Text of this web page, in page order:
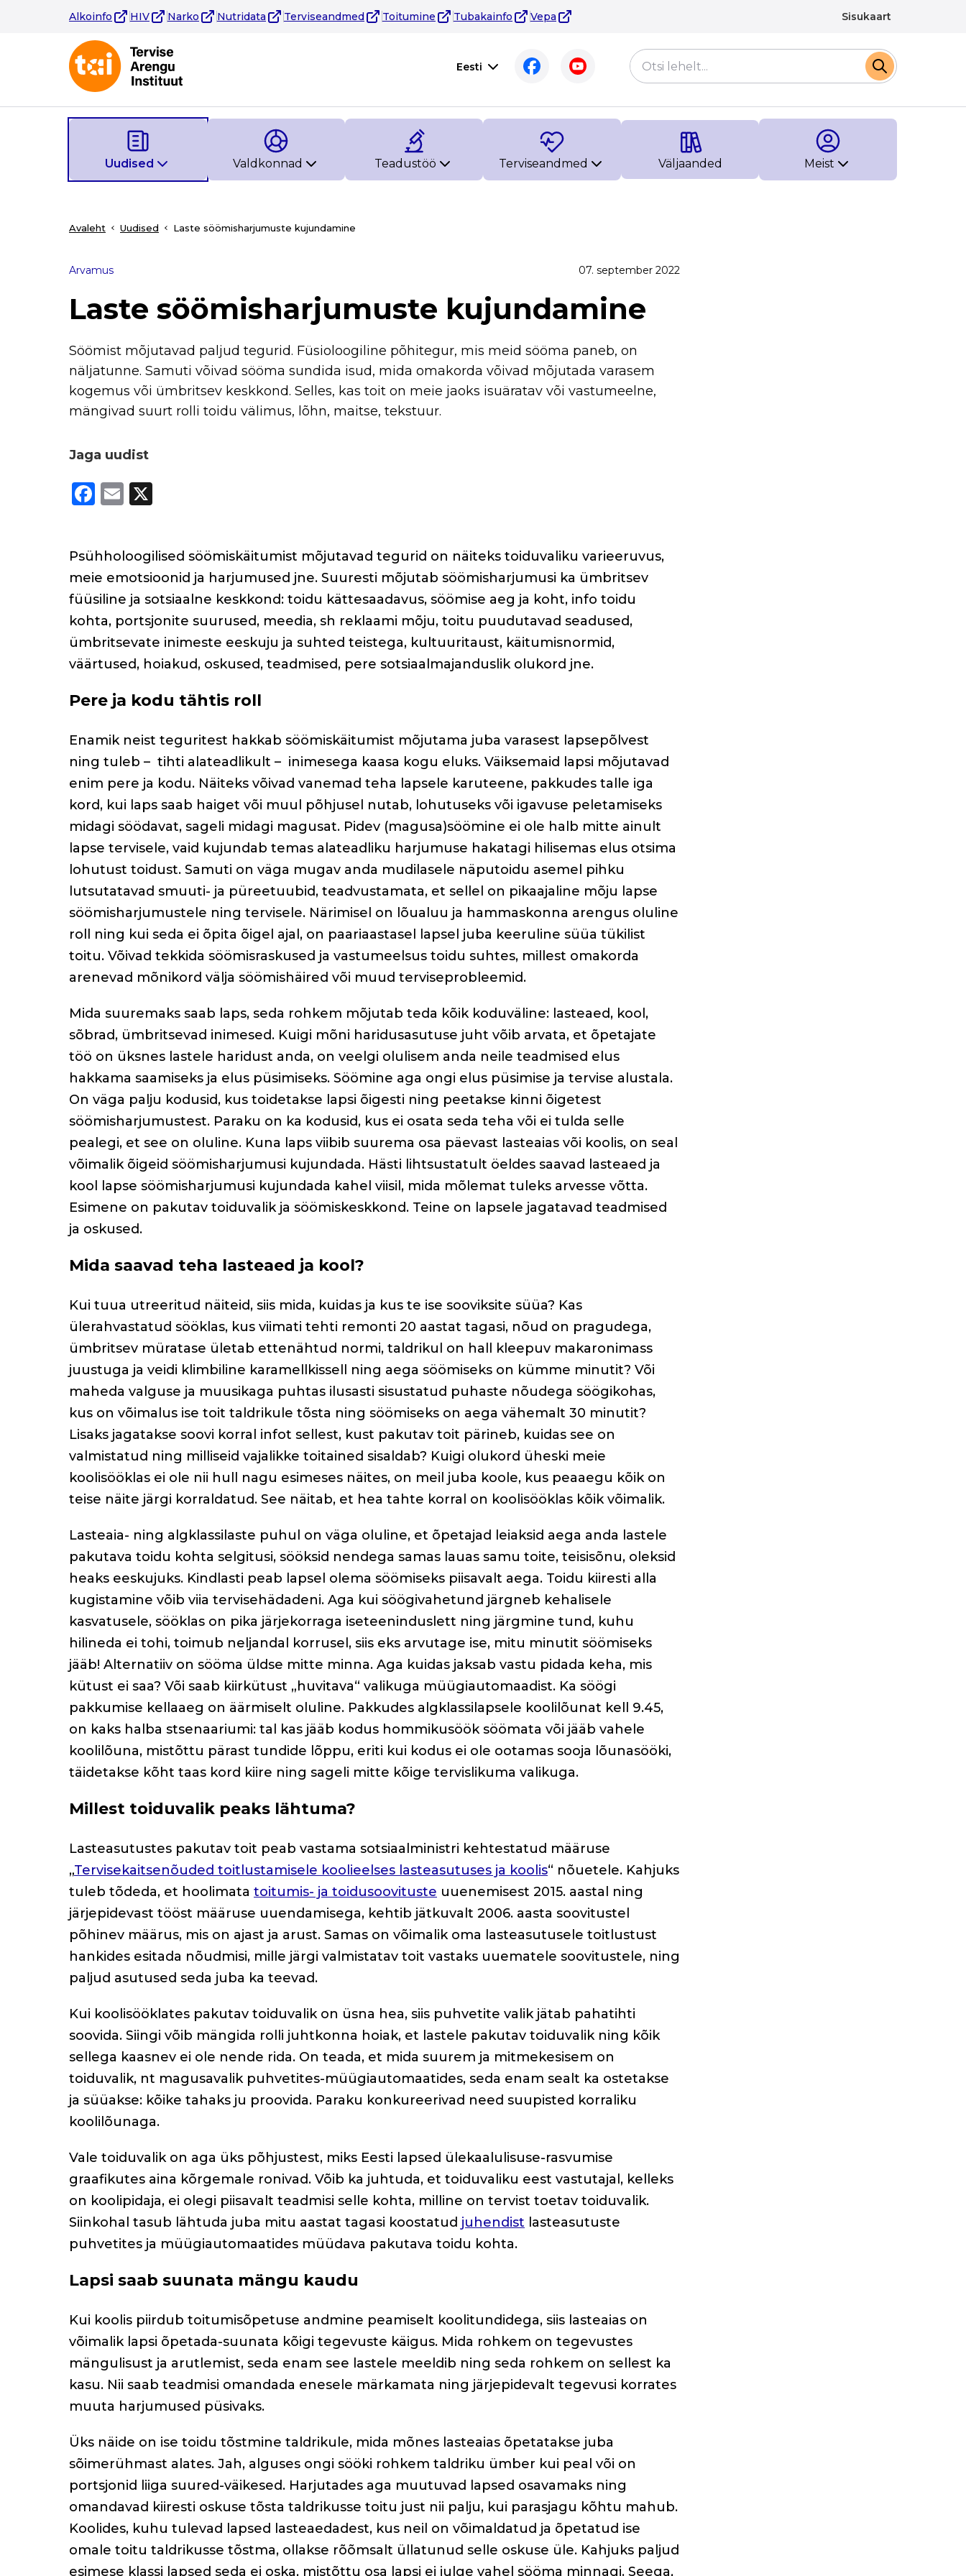
Alkoinfo HIV Narko Nutridata Terviseandmed Toitumine Tubakainfo Vepa Sisukaart
Eesti
Uudised Valdkonnad Teadustöö Terviseandmed Väljaanded Meist
Avaleht Uudised Laste söömisharjumuste kujundamine
Arvamus 07. september 2022
Laste söömisharjumuste kujundamine
Söömist mõjutavad paljud tegurid. Füsioloogiline põhitegur, mis meid sööma paneb, on
näljatunne. Samuti võivad sööma sundida isud, mida omakorda võivad mõjutada varasem
kogemus või ümbritsev keskkond. Selles, kas toit on meie jaoks isuäratav või vastumeelne,
mängivad suurt rolli toidu välimus, lõhn, maitse, tekstuur.
Jaga uudist
F
a
e
b
o
o
k
E
m
l
Psühholoogilised söömiskäitumist mõjutavad tegurid on näiteks toiduvaliku varieeruvus,
meie emotsioonid ja harjumused jne. Suuresti mõjutab söömisharjumusi ka ümbritsev
füüsiline ja sotsiaalne keskkond: toidu kättesaadavus, söömise aeg ja koht, info toidu
kohta, portsjonite suurused, meedia, sh reklaami mõju, toitu puudutavad seadused,
ümbritsevate inimeste eeskuju ja suhted teistega, kultuuritaust, käitumisnormid,
väärtused, hoiakud, oskused, teadmised, pere sotsiaalmajanduslik olukord jne.
Pere ja kodu tähtis roll
Enamik neist teguritest hakkab söömiskäitumist mõjutama juba varasest lapsepõlvest
ning tuleb – tihti alateadlikult – inimesega kaasa kogu eluks. Väiksemaid lapsi mõjutavad
enim pere ja kodu. Näiteks võivad vanemad teha lapsele karuteene, pakkudes talle iga
kord, kui laps saab haiget või muul põhjusel nutab, lohutuseks või igavuse peletamiseks
midagi söödavat, sageli midagi magusat. Pidev (magusa)söömine ei ole halb mitte ainult
lapse tervisele, vaid kujundab temas alateadliku harjumuse hakatagi hilisemas elus otsima
lohutust toidust. Samuti on väga mugav anda mudilasele näputoidu asemel pihku
lutsutatavad smuuti- ja püreetuubid, teadvustamata, et sellel on pikaajaline mõju lapse
söömisharjumustele ning tervisele. Närimisel on lõualuu ja hammaskonna arengus oluline
roll ning kui seda ei õpita õigel ajal, on paariaastasel lapsel juba keeruline süüa tükilist
toitu. Võivad tekkida söömisraskused ja vastumeelsus toidu suhtes, millest omakorda
arenevad mõnikord välja söömishäired või muud terviseprobleemid.
Mida suuremaks saab laps, seda rohkem mõjutab teda kõik koduväline: lasteaed, kool,
sõbrad, ümbritsevad inimesed. Kuigi mõni haridusasutuse juht võib arvata, et õpetajate
töö on üksnes lastele haridust anda, on veelgi olulisem anda neile teadmised elus
hakkama saamiseks ja elus püsimiseks. Söömine aga ongi elus püsimise ja tervise alustala.
On väga palju kodusid, kus toidetakse lapsi õigesti ning peetakse kinni õigetest
söömisharjumustest. Paraku on ka kodusid, kus ei osata seda teha või ei tulda selle
pealegi, et see on oluline. Kuna laps viibib suurema osa päevast lasteaias või koolis, on seal
võimalik õigeid söömisharjumusi kujundada. Hästi lihtsustatult öeldes saavad lasteaed ja
kool lapse söömisharjumusi kujundada kahel viisil, mida mõlemat tuleks arvesse võtta.
Esimene on pakutav toiduvalik ja söömiskeskkond. Teine on lapsele jagatavad teadmised
ja oskused.
Mida saavad teha lasteaed ja kool?
Kui tuua utreeritud näiteid, siis mida, kuidas ja kus te ise sooviksite süüa? Kas
ülerahvastatud sööklas, kus viimati tehti remonti 20 aastat tagasi, nõud on pragudega,
ümbritsev müratase ületab ettenähtud normi, taldrikul on hall kleepuv makaronimass
juustuga ja veidi klimbiline karamellkissell ning aega söömiseks on kümme minutit? Või
maheda valguse ja muusikaga puhtas ilusasti sisustatud puhaste nõudega söögikohas,
kus on võimalus ise toit taldrikule tõsta ning söömiseks on aega vähemalt 30 minutit?
Lisaks jagatakse soovi korral infot sellest, kust pakutav toit pärineb, kuidas see on
valmistatud ning milliseid vajalikke toitained sisaldab? Kuigi olukord üheski meie
koolisööklas ei ole nii hull nagu esimeses näites, on meil juba koole, kus peaaegu kõik on
teise näite järgi korraldatud. See näitab, et hea tahte korral on koolisööklas kõik võimalik.
Lasteaia- ning algklassilaste puhul on väga oluline, et õpetajad leiaksid aega anda lastele
pakutava toidu kohta selgitusi, sööksid nendega samas lauas samu toite, teisisõnu, oleksid
heaks eeskujuks. Kindlasti peab lapsel olema söömiseks piisavalt aega. Toidu kiiresti alla
kugistamine võib viia tervisehädadeni. Aga kui söögivahetund järgneb kehalisele
kasvatusele, sööklas on pika järjekorraga iseteeninduslett ning järgmine tund, kuhu
hilineda ei tohi, toimub neljandal korrusel, siis eks arvutage ise, mitu minutit söömiseks
jääb! Alternatiiv on sööma üldse mitte minna. Aga kuidas jaksab vastu pidada keha, mis
kütust ei saa? Või saab kiirkütust „huvitava“ valikuga müügiautomaadist. Ka söögi
pakkumise kellaaeg on äärmiselt oluline. Pakkudes algklassilapsele koolilõunat kell 9.45,
on kaks halba stsenaariumi: tal kas jääb kodus hommikusöök söömata või jääb vahele
koolilõuna, mistõttu pärast tundide lõppu, eriti kui kodus ei ole ootamas sooja lõunasööki,
täidetakse kõht taas kord kiire ning sageli mitte kõige tervislikuma valikuga.
Millest toiduvalik peaks lähtuma?
Lasteasutustes pakutav toit peab vastama sotsiaalministri kehtestatud määruse
„Tervisekaitsenõuded toitlustamisele koolieelses lasteasutuses ja koolis“ nõuetele. Kahjuks
tuleb tõdeda, et hoolimata toitumis- ja toidusoovituste uuenemisest 2015. aastal ning
järjepidevast tööst määruse uuendamisega, kehtib jätkuvalt 2006. aasta soovitustel
põhinev määrus, mis on ajast ja arust. Samas on võimalik oma lasteasutusele toitlustust
hankides esitada nõudmisi, mille järgi valmistatav toit vastaks uuematele soovitustele, ning
paljud asutused seda juba ka teevad.
Kui koolisööklates pakutav toiduvalik on üsna hea, siis puhvetite valik jätab pahatihti
soovida. Siingi võib mängida rolli juhtkonna hoiak, et lastele pakutav toiduvalik ning kõik
sellega kaasnev ei ole nende rida. On teada, et mida suurem ja mitmekesisem on
toiduvalik, nt magusavalik puhvetites-müügiautomaatides, seda enam sealt ka ostetakse
ja süüakse: kõike tahaks ju proovida. Paraku konkureerivad need suupisted korraliku
koolilõunaga.
Vale toiduvalik on aga üks põhjustest, miks Eesti lapsed ülekaalulisuse-rasvumise
graafikutes aina kõrgemale ronivad. Võib ka juhtuda, et toiduvaliku eest vastutajal, kelleks
on koolipidaja, ei olegi piisavalt teadmisi selle kohta, milline on tervist toetav toiduvalik.
Siinkohal tasub lähtuda juba mitu aastat tagasi koostatud juhendist lasteasutuste
puhvetites ja müügiautomaatides müüdava pakutava toidu kohta.
Lapsi saab suunata mängu kaudu
Kui koolis piirdub toitumisõpetuse andmine peamiselt koolitundidega, siis lasteaias on
võimalik lapsi õpetada-suunata kõigi tegevuste käigus. Mida rohkem on tegevustes
mängulisust ja arutlemist, seda enam see lastele meeldib ning seda rohkem on sellest ka
kasu. Nii saab teadmisi omandada enesele märkamata ning järjepidevalt tegevusi korrates
muuta harjumused püsivaks.
Üks näide on ise toidu tõstmine taldrikule, mida mõnes lasteaias õpetatakse juba
sõimerühmast alates. Jah, alguses ongi sööki rohkem taldriku ümber kui peal või on
portsjonid liiga suured-väikesed. Harjutades aga muutuvad lapsed osavamaks ning
omandavad kiiresti oskuse tõsta taldrikusse toitu just nii palju, kui parasjagu kõhtu mahub.
Koolides, kuhu tulevad lapsed lasteaedadest, kus neil on võimaldatud ja õpetatud ise
omale toitu taldrikusse tõstma, ollakse rõõmsalt üllatunud selle oskuse üle. Kahjuks paljud
esimese klassi lapsed seda ei oska, mistõttu osa lapsi ei julge vahel sööma minnagi. Seega,